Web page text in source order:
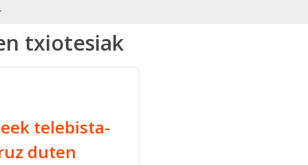
txiotesiak
telebista-
duten